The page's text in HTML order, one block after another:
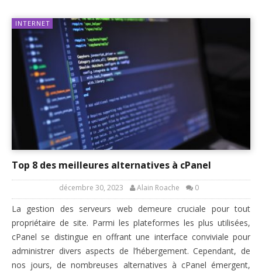
INTERNET
Top 8 des meilleures alternatives à cPanel
décembre 30, 2023 Alain Roache 0
La gestion des serveurs web demeure cruciale pour tout
propriétaire de site. Parmi les plateformes les plus utilisées,
cPanel se distingue en offrant une interface conviviale pour
administrer divers aspects de l’hébergement. Cependant, de
nos jours, de nombreuses alternatives à cPanel émergent,